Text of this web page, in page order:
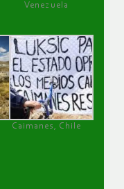
Venezuela
Caimanes, Chile